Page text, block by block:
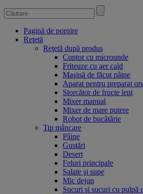
Pagină de pornire
Reţetă
Reţetă după produs
Cuptor cu microunde
Friteuze cu aer cald
Maşină de făcut pâine
Aparat pentru preparat
Storcător de fructe lent
Mixer manual
Mixer de mare putere
Robot de bucătărie
Tip mâncare
Pâine
Gustări
Desert
Feluri principale
Salate şi supe
Mic dejun
Sucuri şi sucuri cu pulpă